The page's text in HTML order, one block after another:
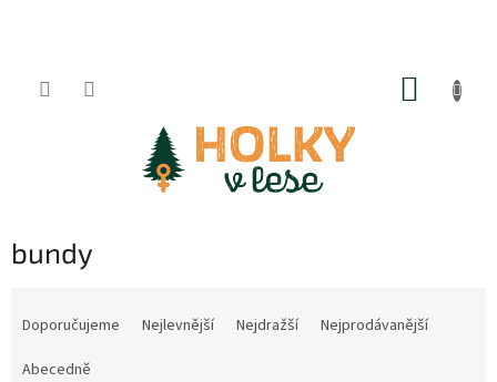
bundy
Doporučujeme Nejlevnější Nejdražší
Nejprodávanější
Abecedně